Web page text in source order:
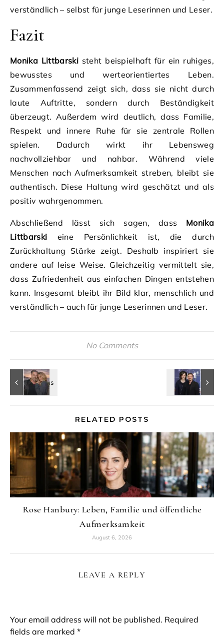
verständlich – selbst für junge Leserinnen und Leser.
Fazit
Monika Littbarskisteht beispielhaft für ein ruhiges,
bewusstes und werteorientiertes Leben.
Zusammenfassend zeigt sich, dass sie nicht durch
laute Auftritte, sondern durch Beständigkeit
überzeugt. Außerdem wird deutlich, dass Familie,
Respekt und innere Ruhe für sie zentrale Rollen
spielen. Dadurch wirkt ihr Lebensweg
nachvollziehbar und nahbar. Während viele
Menschen nach Aufmerksamkeit streben, bleibt sie
authentisch. Diese Haltung wird geschätzt und als
positiv wahrgenommen.
Abschließend lässt sich sagen, dass Monika
Littbarski eine Persönlichkeit ist, die durch
Zurückhaltung Stärke zeigt. Deshalb inspiriert sie
andere auf leise Weise. Gleichzeitig vermittelt sie,
dass Zufriedenheit aus einfachen Dingen entstehen
kann. Insgesamt bleibt ihr Bild klar, menschlich und
verständlich – auch für junge Leserinnen und Leser.
No Comments
RELATED POSTS
Rose Hanbury: Leben, Familie und öffentliche
Aufmerksamkeit
August 6, 2026
LEAVE A REPLY
Your email address will not be published. Required
fields are marked *